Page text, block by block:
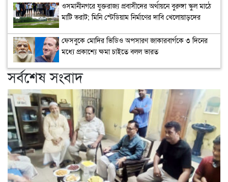
ওসমানীনগরে যুক্তরাজ্য প্রবাসীদের অর্থায়নে বুরুঙ্গা স্কুল মাঠে
মাটি ভরাট; মিনি স্টেডিয়াম নির্মাণের দাবি খেলোয়াড়দের
ফেসবুকে মোদির ভিডিও অপসারণ জাকারবার্গকে ৩ দিনের
মধ্যে প্রকাশ্যে ক্ষমা চাইতে বলল ভারত
সর্বশেষ সংবাদ